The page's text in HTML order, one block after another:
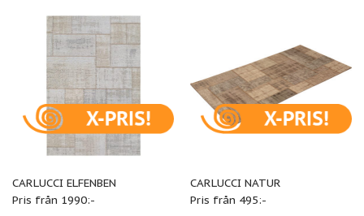
CARLUCCI ELFENBEN
Pris från 1990:-
CARLUCCI NATUR
Pris från 495:-